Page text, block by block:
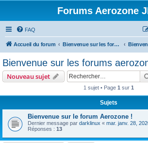
Forums Aerozone
FAQ
Accueil du forum Bienvenue sur les forums Aerozone!
Bienvenue sur les forums
Nouveau sujet
1 sujet • Page 1 sur 1
Sujets
Bienvenue sur le forum Aerozone !
Dernier message par darklinux « mar. janv. 28,
Réponses : 13